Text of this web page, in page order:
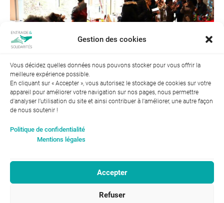
Gestion des cookies
Vous décidez quelles données nous pouvons stocker pour vous offrir la
meilleure expérience possible.
En cliquant sur « Accepter », vous autorisez le stockage de cookies sur votre
appareil pour améliorer votre navigation sur nos pages, nous permettre
d'analyser l’utilisation du site et ainsi contribuer à l'améliorer, une autre façon
de nous soutenir !
Politique de confidentialité
Mentions légales
Accepter
Refuser
femmes : 94
Entraide et Solidarités
46, avenue Gustave Eiffel
RGPD-Confidentialité|